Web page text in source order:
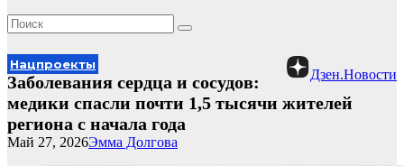
Дзен.Новости
Нацпроекты
Заболевания сердца и сосудов:
медики спасли почти 1,5 тысячи жителей
региона с начала года
Эмма Долгова
Май 27, 2026